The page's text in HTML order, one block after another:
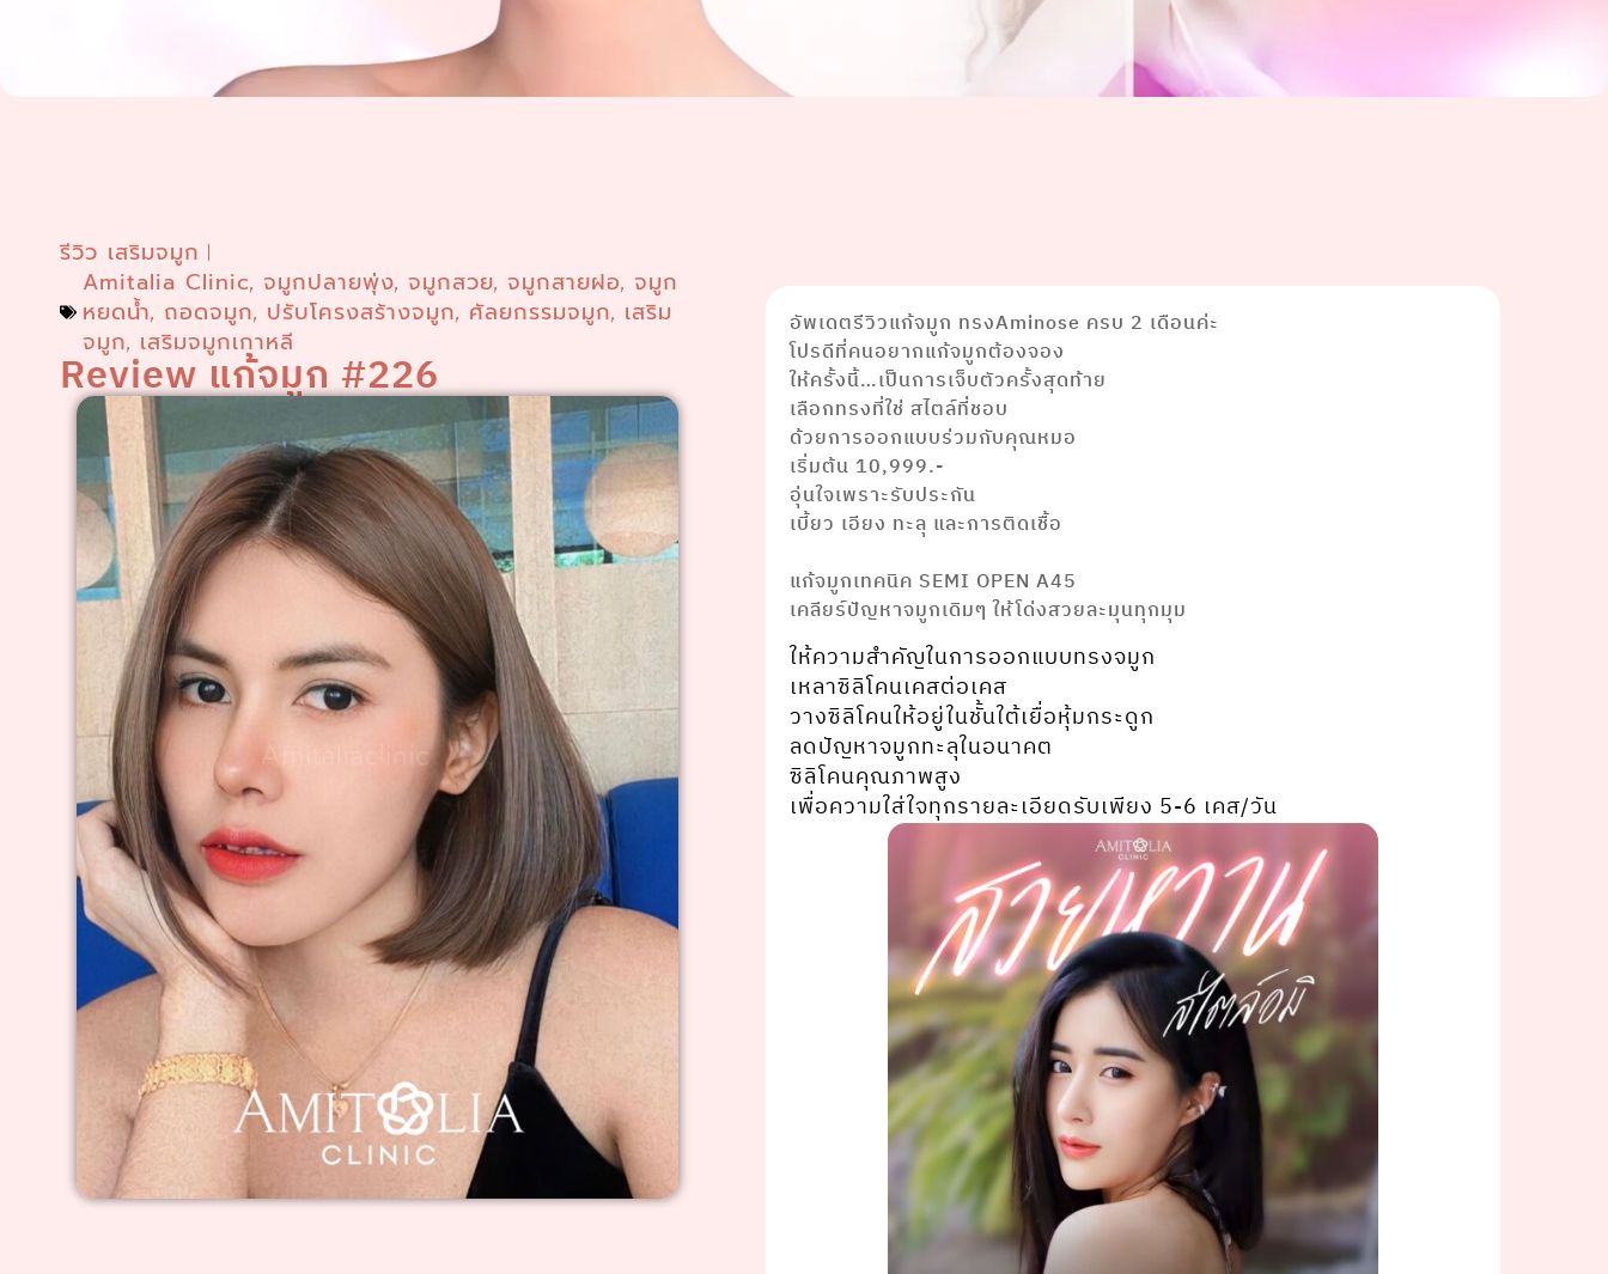
รีวิว เสริมจมูก
Amitalia Clinic,จมูกปลายพุ่ง,จมูกสวย,จมูกสายฝอ,จมูก
หยดน้ำ, ถอดจมูก, ปรับโครงสร้างจมูก, ศัลยกรรมจมูก, เสริม
จมูก, เสริมจมูกเกาหลี
Review แก้จมูก #226
อัพเดตรีวิวแก้จมูก ทรงAminose ครบ 2 เดือนค่ะ
โปรดีที่คนอยากแก้จมูกต้องจอง
ให้ครั้งนี้…เป็นการเจ็บตัวครั้งสุดท้าย
เลือกทรงที่ใช่ สไตล์ที่ชอบ
ด้วยการออกแบบร่วมกับคุณหมอ
เริ่มต้น 10,999.-
อุ่นใจเพราะรับประกัน
เบี้ยว เอียง ทะลุ และการติดเชื้อ
แก้จมูกเทคนิค SEMI OPEN A45
เคลียร์ปัญหาจมูกเดิมๆ ให้โด่งสวยละมุนทุกมุม
ให้ความสำคัญในการออกแบบทรงจมูก
เหลาซิลิโคนเคสต่อเคส
วางซิลิโคนให้อยู่ในชั้นใต้เยื่อหุ้มกระดูก
ลดปัญหาจมูกทะลุในอนาคต
ซิลิโคนคุณภาพสูง
เพื่อความใส่ใจทุกรายละเอียดรับเพียง 5-6 เคส/วัน